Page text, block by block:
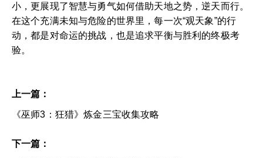
小，更展现了智慧与勇气如何借助天地之势，逆天而行。
在这个充满未知与危险的世界里，每一次“观天象”的行
动，都是对命运的挑战，也是追求平衡与胜利的终极考
验。
上一篇：
《巫师3：狂猎》炼金三宝收集攻略
下一篇：